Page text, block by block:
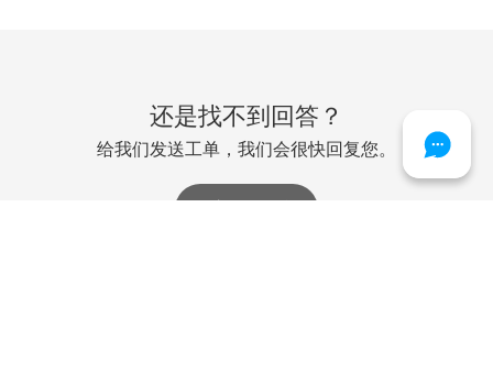
还是找不到回答？
给我们发送工单，我们会很快回复您。